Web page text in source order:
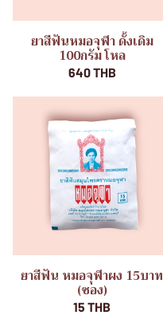
ยาสีฟันหมอจุฬา ดั้งเดิม
100กรัม โหล
640 THB
ยาสีฟัน หมอจุฬาผง 15บาท
(ซอง)
15 THB